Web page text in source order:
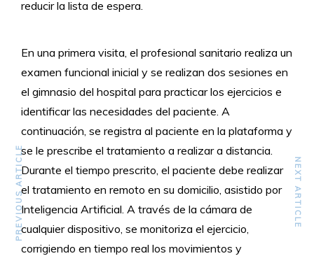
reducir la lista de espera.
En una primera visita, el profesional sanitario realiza un
examen funcional inicial y se realizan dos sesiones en
el gimnasio del hospital para practicar los ejercicios e
identificar las necesidades del paciente. A
continuación, se registra al paciente en la plataforma y
se le prescribe el tratamiento a realizar a distancia.
Durante el tiempo prescrito, el paciente debe realizar
el tratamiento en remoto en su domicilio, asistido por
Inteligencia Artificial. A través de la cámara de
cualquier dispositivo, se monitoriza el ejercicio,
corrigiendo en tiempo real los movimientos y
PREVIOUS ARTICLE NEXT ARTICLE